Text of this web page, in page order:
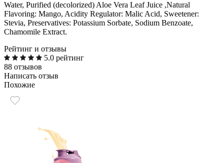
Water, Purified (decolorized) Aloe Vera Leaf Juice ,Natural
Flavoring: Mango, Acidity Regulator: Malic Acid, Sweetener:
Stevia, Preservatives: Potassium Sorbate, Sodium Benzoate,
Chamomile Extract.
Рейтинг и отзывы
5.0 рейтинг
88 отзывов
Написать отзыв
Похожие